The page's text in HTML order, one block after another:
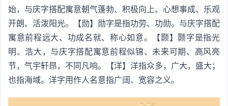
始，与庆字搭配寓意朝气蓬勃、积极向上、心想事成、乐观
开朗、活泼阳光。【勋】勋字是指功劳、功勋。与庆字搭配
寓意前程远大、功成名就、称心如意。【颢】颢字是指光
明、浩大，与庆字搭配寓意前程似锦、未来可期、高风亮
节，气宇轩昂，不同凡响。【洋】洋指众多，广大，盛大；
也指海域。洋字用作人名意指广阔、宽容之义。